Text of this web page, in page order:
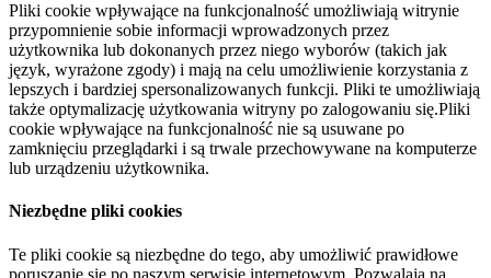
Pliki cookie wpływające na funkcjonalność umożliwiają witrynie
przypomnienie sobie informacji wprowadzonych przez
użytkownika lub dokonanych przez niego wyborów (takich jak
język, wyrażone zgody) i mają na celu umożliwienie korzystania z
lepszych i bardziej spersonalizowanych funkcji. Pliki te umożliwiają
także optymalizację użytkowania witryny po zalogowaniu się.Pliki
cookie wpływające na funkcjonalność nie są usuwane po
zamknięciu przeglądarki i są trwale przechowywane na komputerze
lub urządzeniu użytkownika.
Niezbędne pliki cookies
Te pliki cookie są niezbędne do tego, aby umożliwić prawidłowe
poruszanie się po naszym serwisie internetowym. Pozwalają na